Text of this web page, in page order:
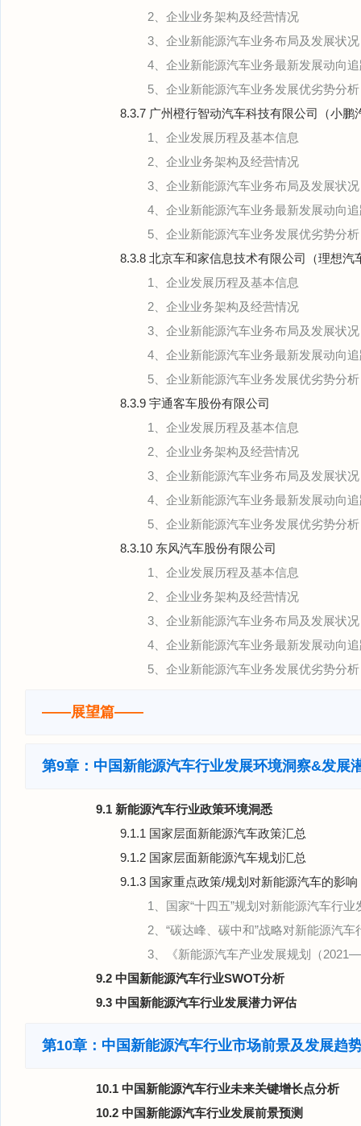
2、企业业务架构及经营情况
3、企业新能源汽车业务布局及发展状况
4、企业新能源汽车业务最新发展动向
5、企业新能源汽车业务发展优劣势分析
8.3.7 广州橙行智动汽车科技有限公司（小鹏
1、企业发展历程及基本信息
2、企业业务架构及经营情况
3、企业新能源汽车业务布局及发展状况
4、企业新能源汽车业务最新发展动向
5、企业新能源汽车业务发展优劣势分析
8.3.8 北京车和家信息技术有限公司（理想汽
1、企业发展历程及基本信息
2、企业业务架构及经营情况
3、企业新能源汽车业务布局及发展状况
4、企业新能源汽车业务最新发展动向
5、企业新能源汽车业务发展优劣势分析
8.3.9 宇通客车股份有限公司
1、企业发展历程及基本信息
2、企业业务架构及经营情况
3、企业新能源汽车业务布局及发展状况
4、企业新能源汽车业务最新发展动向
5、企业新能源汽车业务发展优劣势分析
8.3.10 东风汽车股份有限公司
1、企业发展历程及基本信息
2、企业业务架构及经营情况
3、企业新能源汽车业务布局及发展状况
4、企业新能源汽车业务最新发展动向
5、企业新能源汽车业务发展优劣势分析
——展望篇——
第9章：中国新能源汽车行业发展环境洞察&发展
9.1 新能源汽车行业政策环境洞悉
9.1.1 国家层面新能源汽车政策汇总
9.1.2 国家层面新能源汽车规划汇总
9.1.3 国家重点政策/规划对新能源汽车的影响
1、国家“十四五”规划对新能源汽车行业
2、“碳达峰、碳中和”战略对新能源汽
3、《新能源汽车产业发展规划（
9.2 中国新能源汽车行业SWOT分析
9.3 中国新能源汽车行业发展潜力评估
第10章：中国新能源汽车行业市场前景及发展趋
10.1 中国新能源汽车行业未来关键增长点分析
10.2 中国新能源汽车行业发展前景预测